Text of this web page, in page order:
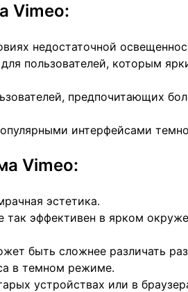
Vimeo:
недостаточной
пользователей, которым
предпочитающих
интерфейсами
Vimeo:
эстетика.
эффективен в ярком
быть сложнее различать
в темном режиме.
устройствах или в